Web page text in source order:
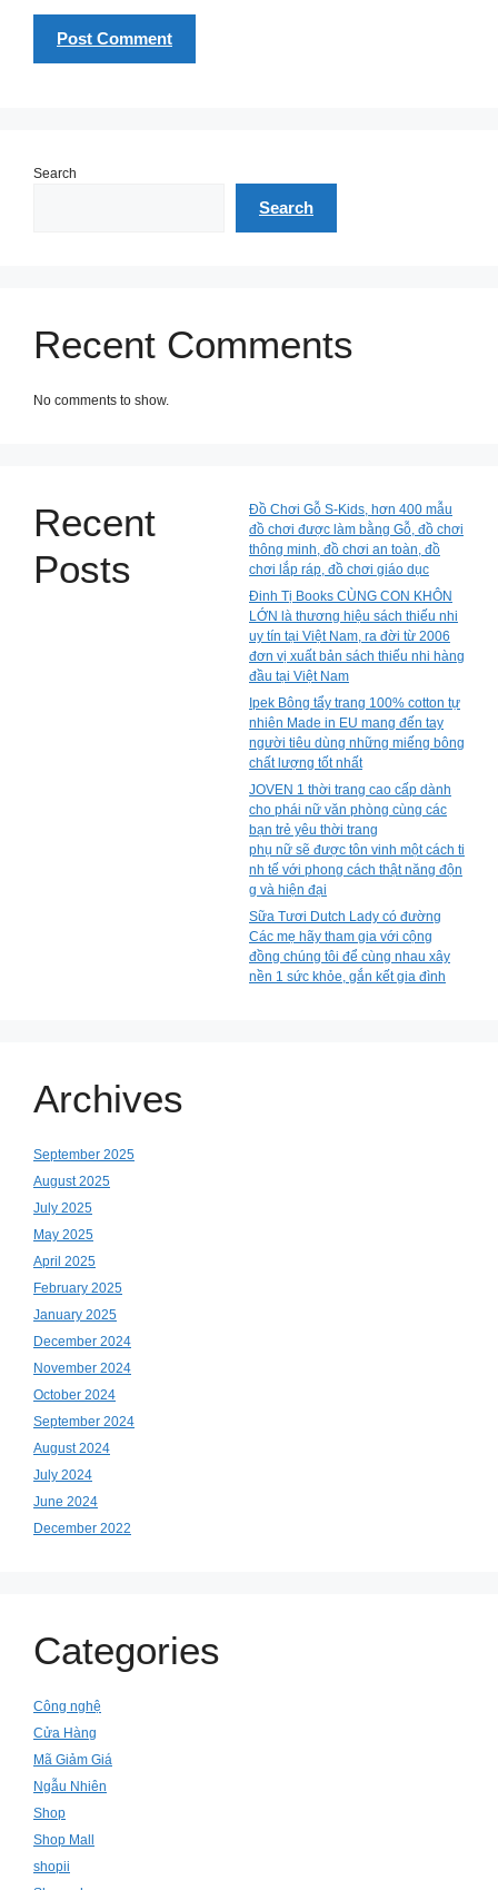
Search
Search
Recent Comments
No comments to show.
Recent
Posts
Đồ Chơi Gỗ S-Kids, hơn 400 mẫu
đồ chơi được làm bằng Gỗ, đồ chơi
thông minh, đồ chơi an toàn, đồ
chơi lắp ráp, đồ chơi giáo dục
Đinh Tị Books CÙNG CON KHÔN
LỚN là thương hiệu sách thiếu nhi
uy tín tại Việt Nam, ra đời từ 2006
đơn vị xuất bản sách thiếu nhi hàng
đầu tại Việt Nam
Ipek Bông tẩy trang 100% cotton tự
nhiên Made in EU mang đến tay
người tiêu dùng những miếng bông
chất lượng tốt nhất
JOVEN 1 thời trang cao cấp dành
cho phái nữ văn phòng cùng các
bạn trẻ yêu thời trang
phụ nữ sẽ được tôn vinh một cách ti
nh tế với phong cách thật năng độn
g và hiện đại
Sữa Tươi Dutch Lady có đường
Các mẹ hãy tham gia với cộng
đồng chúng tôi để cùng nhau xây
nền 1 sức khỏe, gắn kết gia đình
Archives
September 2025
August 2025
July 2025
May 2025
April 2025
February 2025
January 2025
December 2024
November 2024
October 2024
September 2024
August 2024
July 2024
June 2024
December 2022
Categories
Công nghệ
Cửa Hàng
Mã Giảm Giá
Ngẫu Nhiên
Shop
Shop Mall
shopii